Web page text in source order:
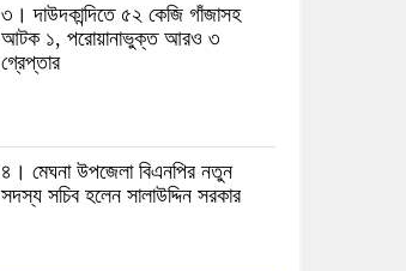
৩। দাউদকান্দিতে ৫২ কেজি গাঁজাসহ
আটক ১, পরোয়ানাভুক্ত আরও ৩
গ্রেপ্তার
৪। মেঘনা উপজেলা বিএনপির নতুন
সদস্য সচিব হলেন সালাউদ্দিন সরকার